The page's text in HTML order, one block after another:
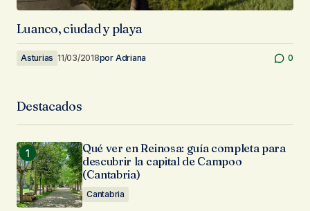
Luanco, ciudad y playa
Asturias 11/03/2018por Adriana 0
Destacados
Qué ver en Reinosa: guía completa para
descubrir la capital de Campoo
(Cantabria)
Cantabria